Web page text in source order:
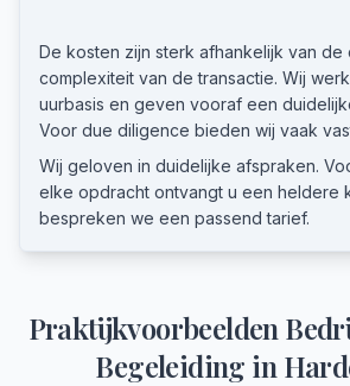
De kosten zijn sterk afhankelijk van de
complexiteit van de transactie. Wij
uurbasis en geven vooraf een
Voor due diligence bieden wij vaak
Wij geloven in duidelijke afspraken.
elke opdracht ontvangt u een heldere
bespreken we een passend tarief.
Praktijkvoorbeelden
Begeleiding in